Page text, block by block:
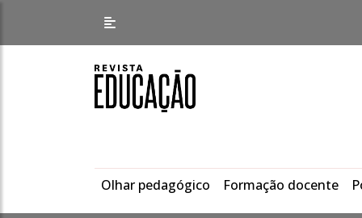
Olhar pedagógico Formação docente